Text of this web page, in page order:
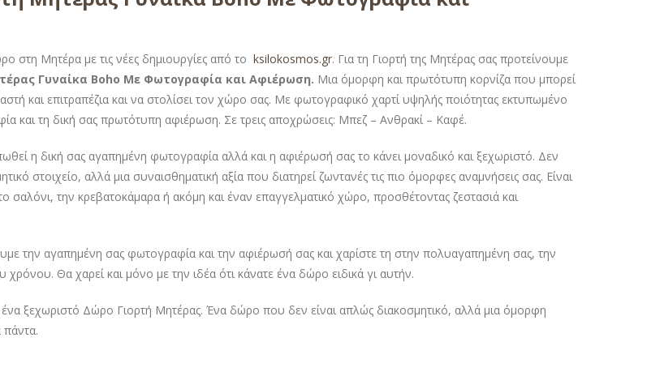
στη Μητέρα με τις νέες δημιουργίες από το ksilokosmos.gr. Για τη Γιορτή της Μητέρας σας προτείνουμε
Γυναίκα Boho Με Φωτογραφία και Αφιέρωση. Μια όμορφη και πρωτότυπη κορνίζα που μπορεί
και επιτραπέζια και να στολίσει τον χώρο σας. Με φωτογραφικό χαρτί υψηλής ποιότητας εκτυπωμένο
και τη δική σας πρωτότυπη αφιέρωση. Σε τρεις αποχρώσεις: Μπεζ – Ανθρακί – Καφέ.
η δική σας αγαπημένη φωτογραφία αλλά και η αφιέρωσή σας το κάνει μοναδικό και ξεχωριστό. Δεν
στοιχείο, αλλά μια συναισθηματική αξία που διατηρεί ζωντανές τις πιο όμορφες αναμνήσεις σας. Είναι
σαλόνι, την κρεβατοκάμαρα ή ακόμη και έναν επαγγελματικό χώρο, προσθέτοντας ζεστασιά και
την αγαπημένη σας φωτογραφία και την αφιέρωσή σας και χαρίστε τη στην πολυαγαπημένη σας, την
χρόνου. Θα χαρεί και μόνο με την ιδέα ότι κάνατε ένα δώρο ειδικά γι αυτήν.
ένα ξεχωριστό Δώρο Γιορτή Μητέρας. Ένα δώρο που δεν είναι απλώς διακοσμητικό, αλλά μια όμορφη